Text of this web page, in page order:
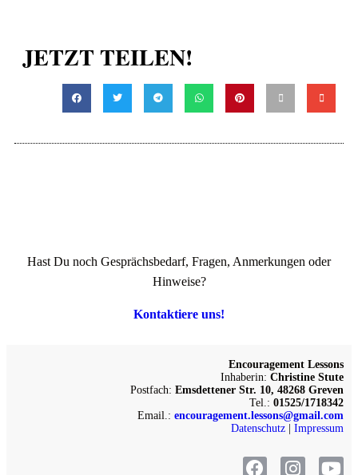
JETZT TEILEN!
Hast Du noch Gesprächsbedarf, Fragen, Anmerkungen oder
Hinweise?
Kontaktiere uns!
Encouragement Lessons
Inhaberin: Christine Stute
Postfach: Emsdettener Str. 10, 48268 Greven
Tel.: 01525/1718342
Email.: encouragement.lessons@gmail.com
Datenschutz | Impressum